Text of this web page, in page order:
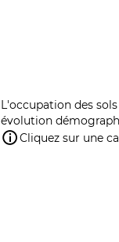
L'occupation des
évolution
Cliquez sur une